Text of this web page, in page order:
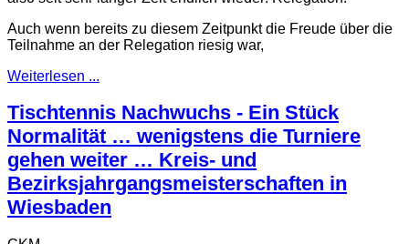
Auch wenn bereits zu diesem Zeitpunkt die Freude über die
Teilnahme an der Relegation riesig war,
Weiterlesen ...
Tischtennis Nachwuchs - Ein Stück
Normalität … wenigstens die Turniere
gehen weiter … Kreis- und
Bezirksjahrgangsmeisterschaften in
Wiesbaden